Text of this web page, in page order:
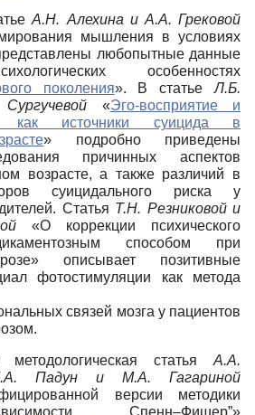
А.Н. Алехина и А.А. Грековой
мышления в условиях
любопытные данные
особенностях
поколения». В статьеЛ.Б.
«Эго-восприятие и
как источники суицида в
» подробно приведены
причинных аспектов
возрасте, а также различий в
суицидального риска у
Статья Т.Н. Резниковой и
«О коррекции психического
способом при
описывает позитивные
фотостимуляции как метода
связей мозга у пациентов
статьяА.А.
М.А. Падун и М.А. Гагариной
версии методики